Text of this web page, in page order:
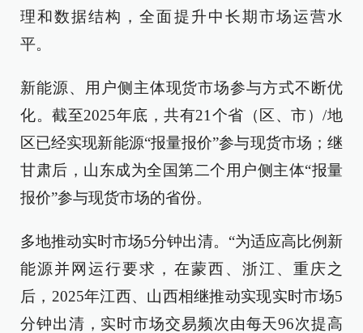
理和数据结构，全面提升中长期市场运营水
平。
新能源、用户侧主体现货市场参与方式不断优
化。截至2025年底，共有21个省（区、市）/地
区已经实现新能源“报量报价”参与现货市场；继
甘肃后，山东成为全国第二个用户侧主体“报量
报价”参与现货市场的省份。
多地推动实时市场5分钟出清。“为适应高比例新
能源并网运行要求，在蒙西、浙江、重庆之
后，2025年江西、山西相继推动实现实时市场5
分钟出清，实时市场交易频次由每天96次提高